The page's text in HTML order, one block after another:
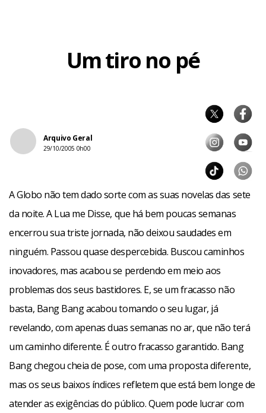
Um tiro no pé
Arquivo Geral
29/10/2005 0h00
A Globo não tem dado sorte com as suas novelas das sete
da noite. A Lua me Disse, que há bem poucas semanas
encerrou sua triste jornada, não deixou saudades em
ninguém. Passou quase despercebida. Buscou caminhos
inovadores, mas acabou se perdendo em meio aos
problemas dos seus bastidores. E, se um fracasso não
basta, Bang Bang acabou tomando o seu lugar, já
revelando, com apenas duas semanas no ar, que não terá
um caminho diferente. É outro fracasso garantido. Bang
Bang chegou cheia de pose, com uma proposta diferente,
mas os seus baixos índices refletem que está bem longe de
atender as exigências do público. Quem pode lucrar com